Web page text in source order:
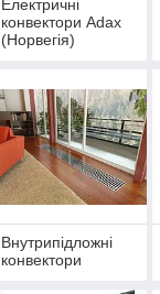
Електричні
конвектори Adax
(Норвегія)
Внутрипідложні
конвектори